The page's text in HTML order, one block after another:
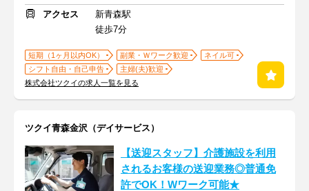
アクセス
新青森駅
徒歩7分
短期（1ヶ月以内OK） 副業・Ｗワーク歓迎
ネイル可
シフト自由・自己申告
主婦(夫)歓迎
株式会社ツクイの求人一覧を見る
ツクイ青森金沢（デイサービス）
【送迎スタッフ】介護施設を利用
されるお客様の送迎業務◎普通免
許でOK！Wワーク可能★